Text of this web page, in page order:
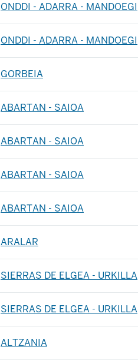
ONDDI - ADARRA - MANDOEGI
ONDDI - ADARRA - MANDOEGI
GORBEIA
ABARTAN - SAIOA
ABARTAN - SAIOA
ABARTAN - SAIOA
ABARTAN - SAIOA
ARALAR
SIERRAS DE ELGEA - URKILLA
SIERRAS DE ELGEA - URKILLA
ALTZANIA